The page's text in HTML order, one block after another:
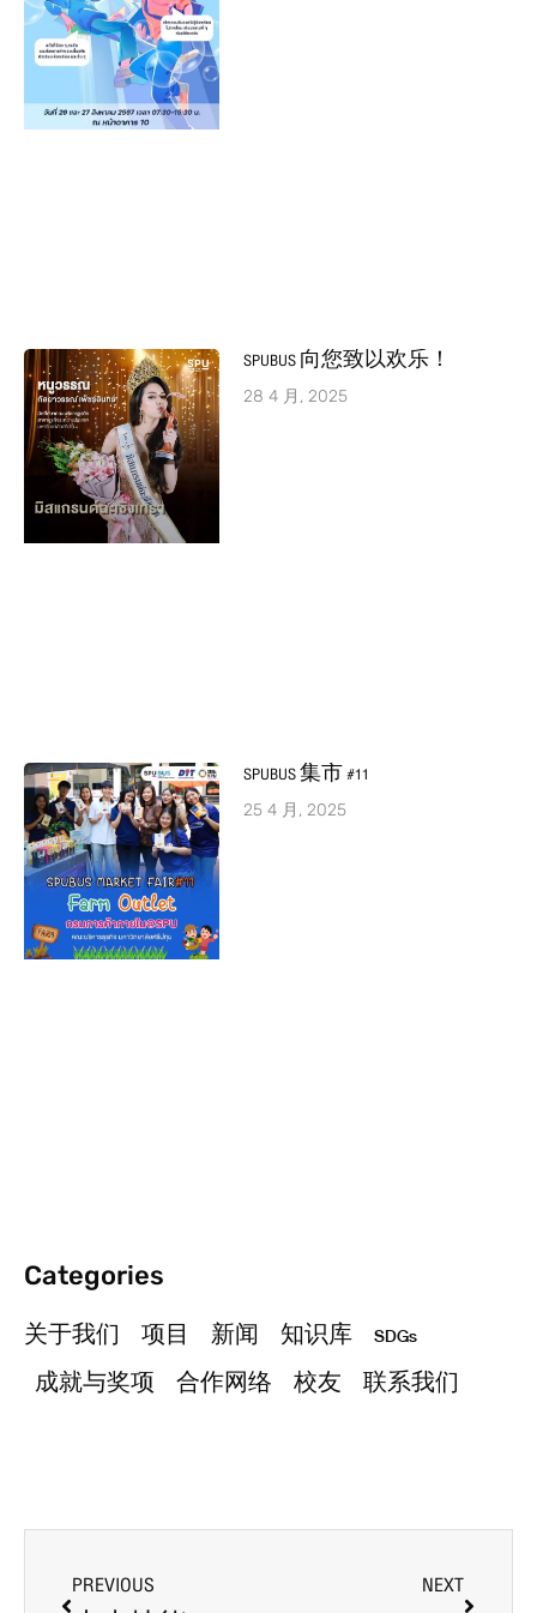
SPUBUS 向您致以欢乐！
28 4 月, 2025
SPUBUS 集市 #11
25 4 月, 2025
Categories
关于我们 项目 新闻 知识库
SDGs
成就与奖项
合作网络 校友 联系我们
PREVIOUS NEXT